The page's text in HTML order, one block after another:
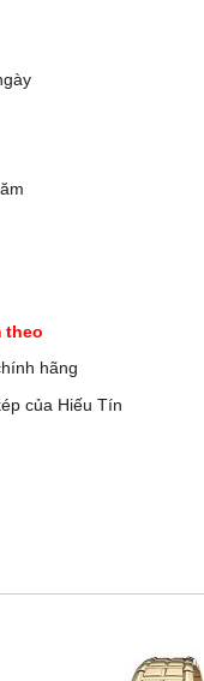
theo
hãng
của Hiếu Tín